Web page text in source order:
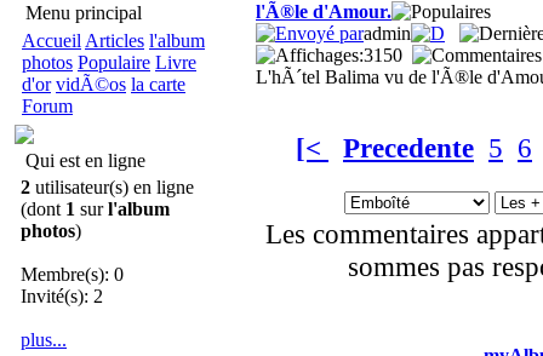
Menu principal
Accueil Articles l'album
photos Populaire Livre
d'or vidÃ©os la carte
Forum
Qui est en ligne
2 utilisateur(s) en ligne
(dont 1 surl'album
photos)
Membre(s): 0
Invité(s): 2
plus...
l'Ã®le d'Amour.
admin
3150
L'hÃ´tel Balima vu de l'Ã®le
[< Precedente 5 6
Les commentaires
sommes pas